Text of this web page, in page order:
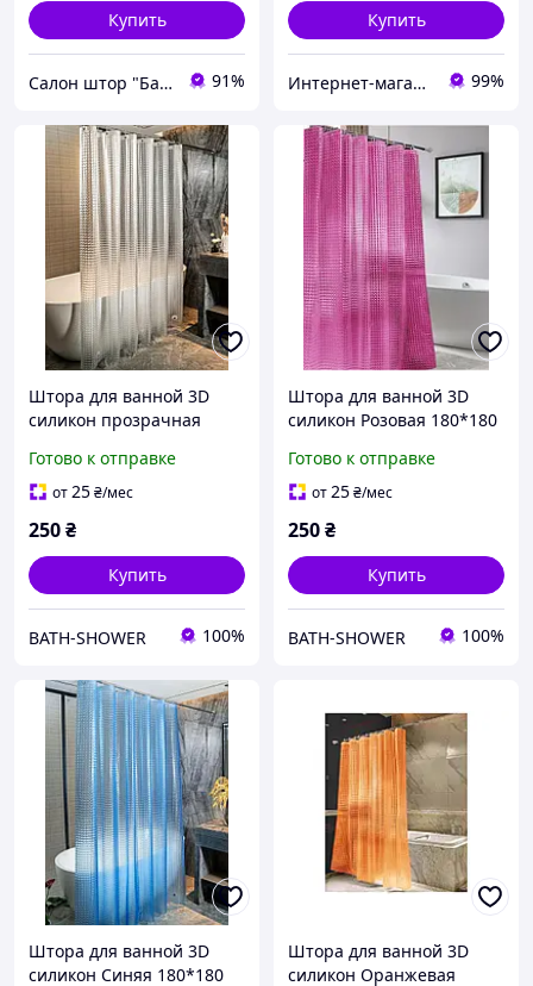
Купить
Салон штор "Барва" 91%
Купить
Интернет-магазин "Вилка" 99%
Штора для ванной 3D
силикон прозрачная
Готово к отправке
от25₴/мес
250₴
Купить
BATH-SHOWER 100%
Штора для ванной 3D
силикон Розовая 180*180
Готово к отправке
от25₴/мес
250₴
Купить
BATH-SHOWER 100%
Штора для ванной 3D
силикон Синяя 180*180
Штора для ванной 3D
силикон Оранжевая